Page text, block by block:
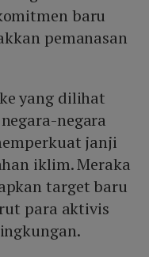
baru
pemanasan
yang dilihat
negara
janji
iklim. Meraka
target baru
para aktivis